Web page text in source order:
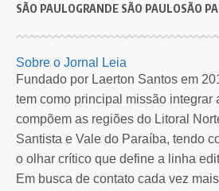
SÃO PAULOGRANDE SÃO PAULOSÃO
Sobre o Jornal Leia
Fundado por Laerton Santos em
tem como principal missão integrar
compõem as regiões do Litoral
Santista e Vale do Paraíba, tendo
o olhar crítico que define a linha
Em busca de contato cada vez